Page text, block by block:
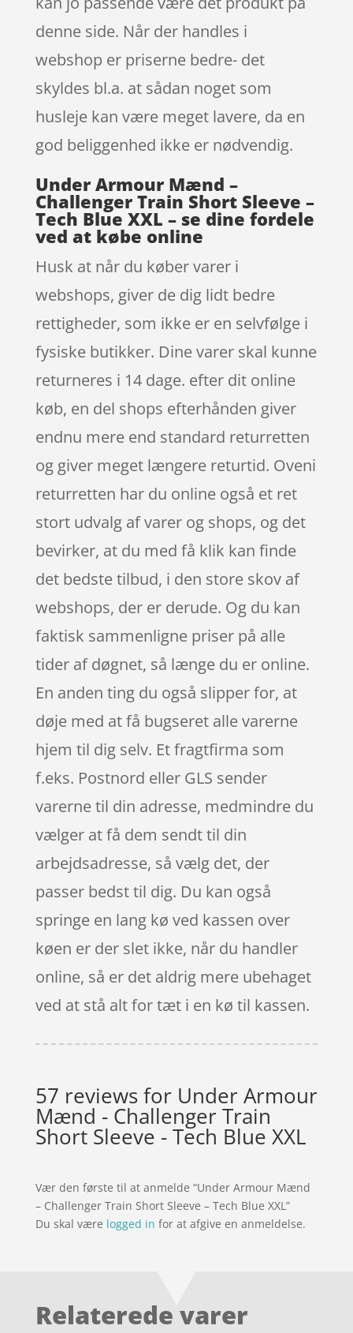
denne side. Når der handles i
webshop er priserne bedre- det
skyldes bl.a. at sådan noget som
husleje kan være meget lavere, da en
god beliggenhed ikke er nødvendig.
Under Armour Mænd –
Challenger Train Short Sleeve –
Tech Blue XXL – se dine fordele
ved at købe online
Husk at når du køber varer i
webshops, giver de dig lidt bedre
rettigheder, som ikke er en selvfølge i
fysiske butikker. Dine varer skal kunne
returneres i 14 dage. efter dit online
køb, en del shops efterhånden giver
endnu mere end standard returretten
og giver meget længere returtid. Oveni
returretten har du online også et ret
stort udvalg af varer og shops, og det
bevirker, at du med få klik kan finde
det bedste tilbud, i den store skov af
webshops, der er derude. Og du kan
faktisk sammenligne priser på alle
tider af døgnet, så længe du er online.
En anden ting du også slipper for, at
døje med at få bugseret alle varerne
hjem til dig selv. Et fragtfirma som
f.eks. Postnord eller GLS sender
varerne til din adresse, medmindre du
vælger at få dem sendt til din
arbejdsadresse, så vælg det, der
passer bedst til dig. Du kan også
springe en lang kø ved kassen over
køen er der slet ikke, når du handler
online, så er det aldrig mere ubehaget
ved at stå alt for tæt i en kø til kassen.
57 reviews for Under Armour
Mænd - Challenger Train
Short Sleeve - Tech Blue XXL
Vær den første til at anmelde “Under Armour Mænd
– Challenger Train Short Sleeve – Tech Blue XXL”
Du skal være logged in for at afgive en anmeldelse.
Relaterede varer